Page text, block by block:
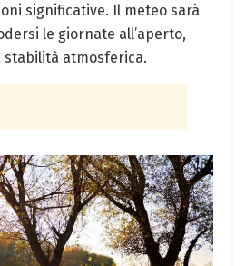
significative. Il meteo sarà
le giornate all’aperto,
atmosferica.